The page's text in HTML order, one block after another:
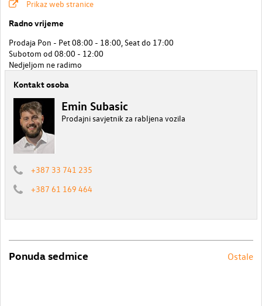
Prikaz web stranice
Radno vrijeme
Prodaja Pon - Pet 08:00 - 18:00, Seat do 17:00
Subotom od 08:00 - 12:00
Nedjeljom ne radimo
Kontakt osoba
Emin Subasic
Prodajni savjetnik za rabljena vozila
+387 33 741 235
+387 61 169 464
Ponuda sedmice Ostale